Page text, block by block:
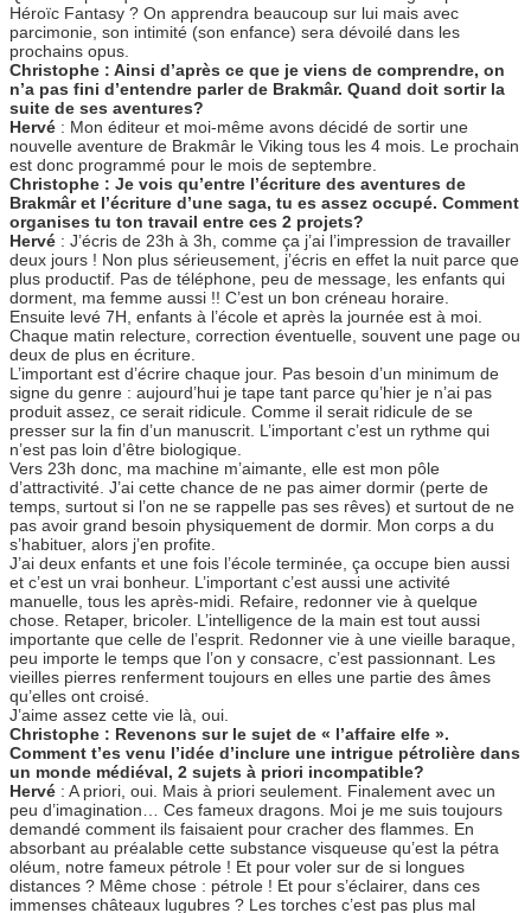
Héroïc Fantasy ? On apprendra beaucoup sur lui mais avec
parcimonie, son intimité (son enfance) sera dévoilé dans les
prochains opus.
Christophe : Ainsi d’après ce que je viens de comprendre, on
n’a pas fini d’entendre parler de Brakmâr. Quand doit sortir la
suite de ses aventures?
Hervé : Mon éditeur et moi-même avons décidé de sortir une
nouvelle aventure de Brakmâr le Viking tous les 4 mois. Le prochain
est donc programmé pour le mois de septembre.
Christophe : Je vois qu’entre l’écriture des aventures de
Brakmâr et l’écriture d’une saga, tu es assez occupé. Comment
organises tu ton travail entre ces 2 projets?
Hervé : J’écris de 23h à 3h, comme ça j’ai l’impression de travailler
deux jours ! Non plus sérieusement, j’écris en effet la nuit parce que
plus productif. Pas de téléphone, peu de message, les enfants qui
dorment, ma femme aussi !! C’est un bon créneau horaire.
Ensuite levé 7H, enfants à l’école et après la journée est à moi.
Chaque matin relecture, correction éventuelle, souvent une page ou
deux de plus en écriture.
L’important est d’écrire chaque jour. Pas besoin d’un minimum de
signe du genre : aujourd’hui je tape tant parce qu’hier je n’ai pas
produit assez, ce serait ridicule. Comme il serait ridicule de se
presser sur la fin d’un manuscrit. L’important c’est un rythme qui
n’est pas loin d’être biologique.
Vers 23h donc, ma machine m’aimante, elle est mon pôle
d’attractivité. J’ai cette chance de ne pas aimer dormir (perte de
temps, surtout si l’on ne se rappelle pas ses rêves) et surtout de ne
pas avoir grand besoin physiquement de dormir. Mon corps a du
s’habituer, alors j’en profite.
J’ai deux enfants et une fois l’école terminée, ça occupe bien aussi
et c’est un vrai bonheur. L’important c’est aussi une activité
manuelle, tous les après-midi. Refaire, redonner vie à quelque
chose. Retaper, bricoler. L’intelligence de la main est tout aussi
importante que celle de l’esprit. Redonner vie à une vieille baraque,
peu importe le temps que l’on y consacre, c’est passionnant. Les
vieilles pierres renferment toujours en elles une partie des âmes
qu’elles ont croisé.
J’aime assez cette vie là, oui.
Christophe : Revenons sur le sujet de « l’affaire elfe ».
Comment t’es venu l’idée d’inclure une intrigue pétrolière dans
un monde médiéval, 2 sujets à priori incompatible?
Hervé : A priori, oui. Mais à priori seulement. Finalement avec un
peu d’imagination… Ces fameux dragons. Moi je me suis toujours
demandé comment ils faisaient pour cracher des flammes. En
absorbant au préalable cette substance visqueuse qu’est la pétra
oléum, notre fameux pétrole ! Et pour voler sur de si longues
distances ? Même chose : pétrole ! Et pour s’éclairer, dans ces
immenses châteaux lugubres ? Les torches c’est pas plus mal